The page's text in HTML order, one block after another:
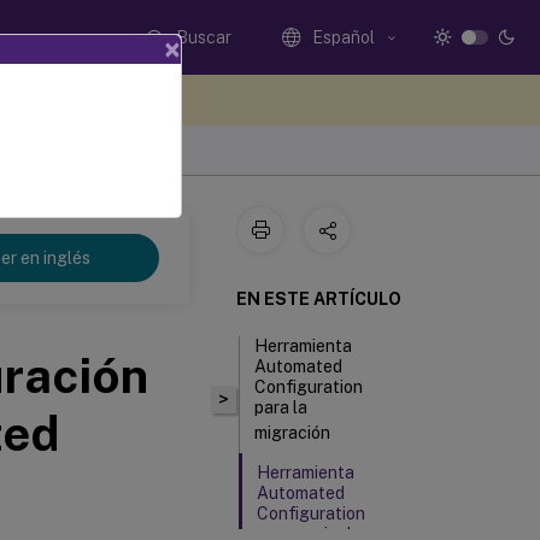
Buscar Español
en inglés
>
EN ESTE ARTÍCULO
Herramienta
Automated
Configuration
para la
migración
Herramienta
Automated
Configuration
para copia de
×